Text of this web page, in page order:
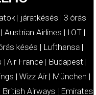
| járatkésés | 3 órás
| Austrian Airlines | LOT|
késés | Lufthansa|
| Air France | Budapest |
| Wizz Air| München |
British Airways | Emirates